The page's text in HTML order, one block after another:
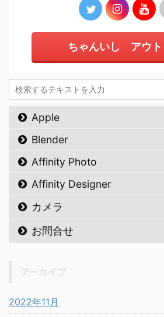
ちゃんいし アウト
Apple
Blender
Affinity Photo
Affinity Designer
カメラ
お問合せ
2022年11月